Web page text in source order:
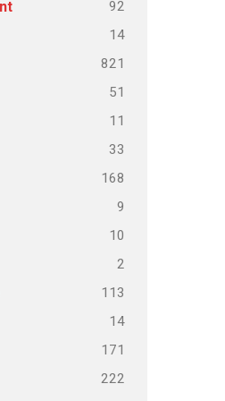
92
14
821
51
11
33
168
9
10
2
113
14
171
222